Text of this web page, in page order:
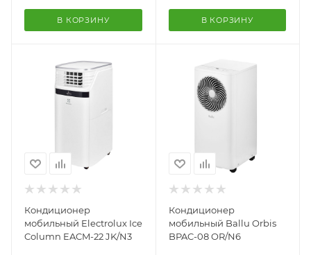
В КОРЗИНУ В КОРЗИНУ
Кондиционер
мобильный Electrolux Ice
Column EACM-22 JK/N3
Кондиционер
мобильный Ballu Orbis
BPAC-08 OR/N6